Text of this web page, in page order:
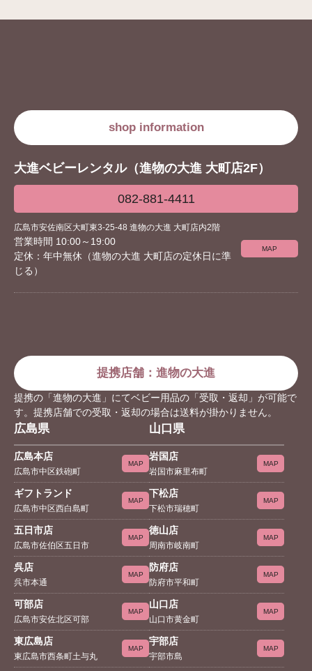
shop information
大進ベビーレンタル（進物の大進 大町店2F）
082-881-4411
広島市安佐南区大町東3-25-48 進物の大進 大町店内2階
営業時間 10:00～19:00
定休：年中無休（進物の大進 大町店の定休日に準
じる）
MAP
提携店舗：進物の大進
提携の「進物の大進」にてベビー用品の「受取・返却」が可能で
す。提携店舗での受取・返却の場合は送料が掛かりません。
広島県
広島本店
広島市中区鉄砲町
MAP
ギフトランド
広島市中区西白島町
MAP
五日市店
広島市佐伯区五日市
MAP
呉店
呉市本通
MAP
可部店
広島市安佐北区可部
MAP
東広島店
東広島市西条町土与丸
MAP
山口県
岩国店
岩国市麻里布町
MAP
下松店
下松市瑞穂町
MAP
徳山店
周南市岐南町
MAP
防府店
防府市平和町
MAP
山口店
山口市黄金町
MAP
宇部店
宇部市島
MAP